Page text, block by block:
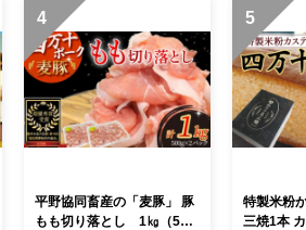
4
平野協同畜産の「麦豚」 豚
もも切り落とし 1㎏（500
5
特製米粉
三焼1本